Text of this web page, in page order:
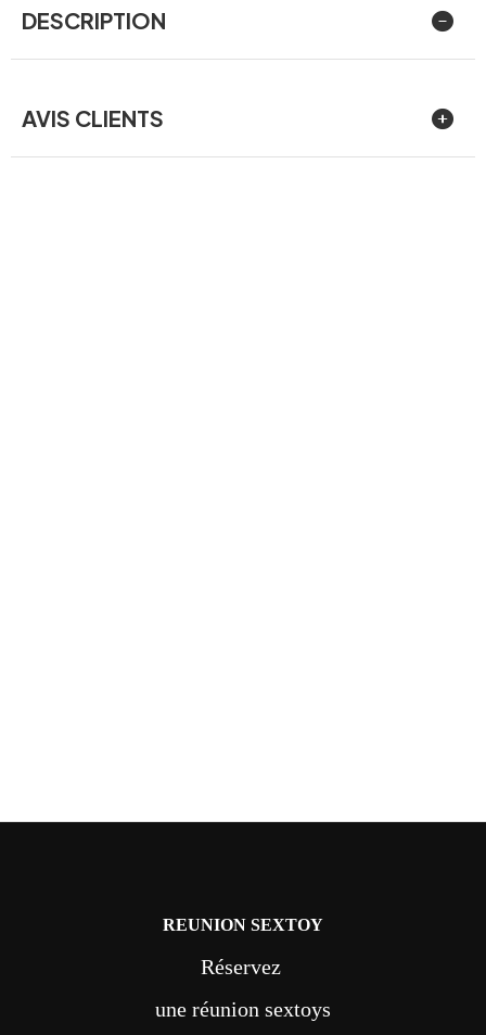
DESCRIPTION
AVIS CLIENTS
REUNION SEXTOY
Réservez
une réunion sextoys